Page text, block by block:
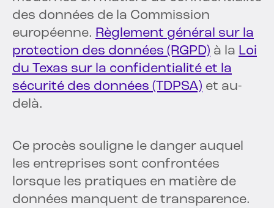
des données de la Commission
européenne. Règlement général sur la
protection des données (RGPD) à la Loi
du Texas sur la confidentialité et la
sécurité des données (TDPSA) et au-
delà.
Ce procès souligne le danger auquel
les entreprises sont confrontées
lorsque les pratiques en matière de
données manquent de transparence.